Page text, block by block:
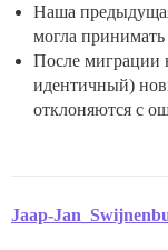
Наша
могла
После миграции
идентичный)
отклоняются с
Jaap-